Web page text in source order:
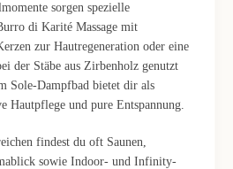
sorgen spezielle
di Karité Massage mit
zur Hautregeneration oder eine
der Stäbe aus Zirbenholz genutzt
Sole-Dampfbad bietet dir als
Hautpflege und pure Entspannung.
findest du oft Saunen,
sowie Indoor- und Infinity-